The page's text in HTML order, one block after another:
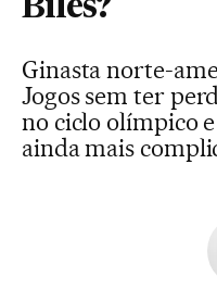
Biles?
Ginasta norte-
Jogos sem ter
no ciclo olímpico
ainda mais